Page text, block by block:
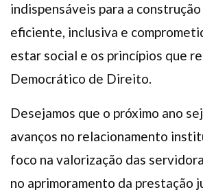
indispensáveis para a
eficiente, inclusiva e
estar social e os princípios que
Democrático de Direito.
Desejamos que o próximo ano
avanços no relacionamento
foco na valorização das
no aprimoramento da prestação